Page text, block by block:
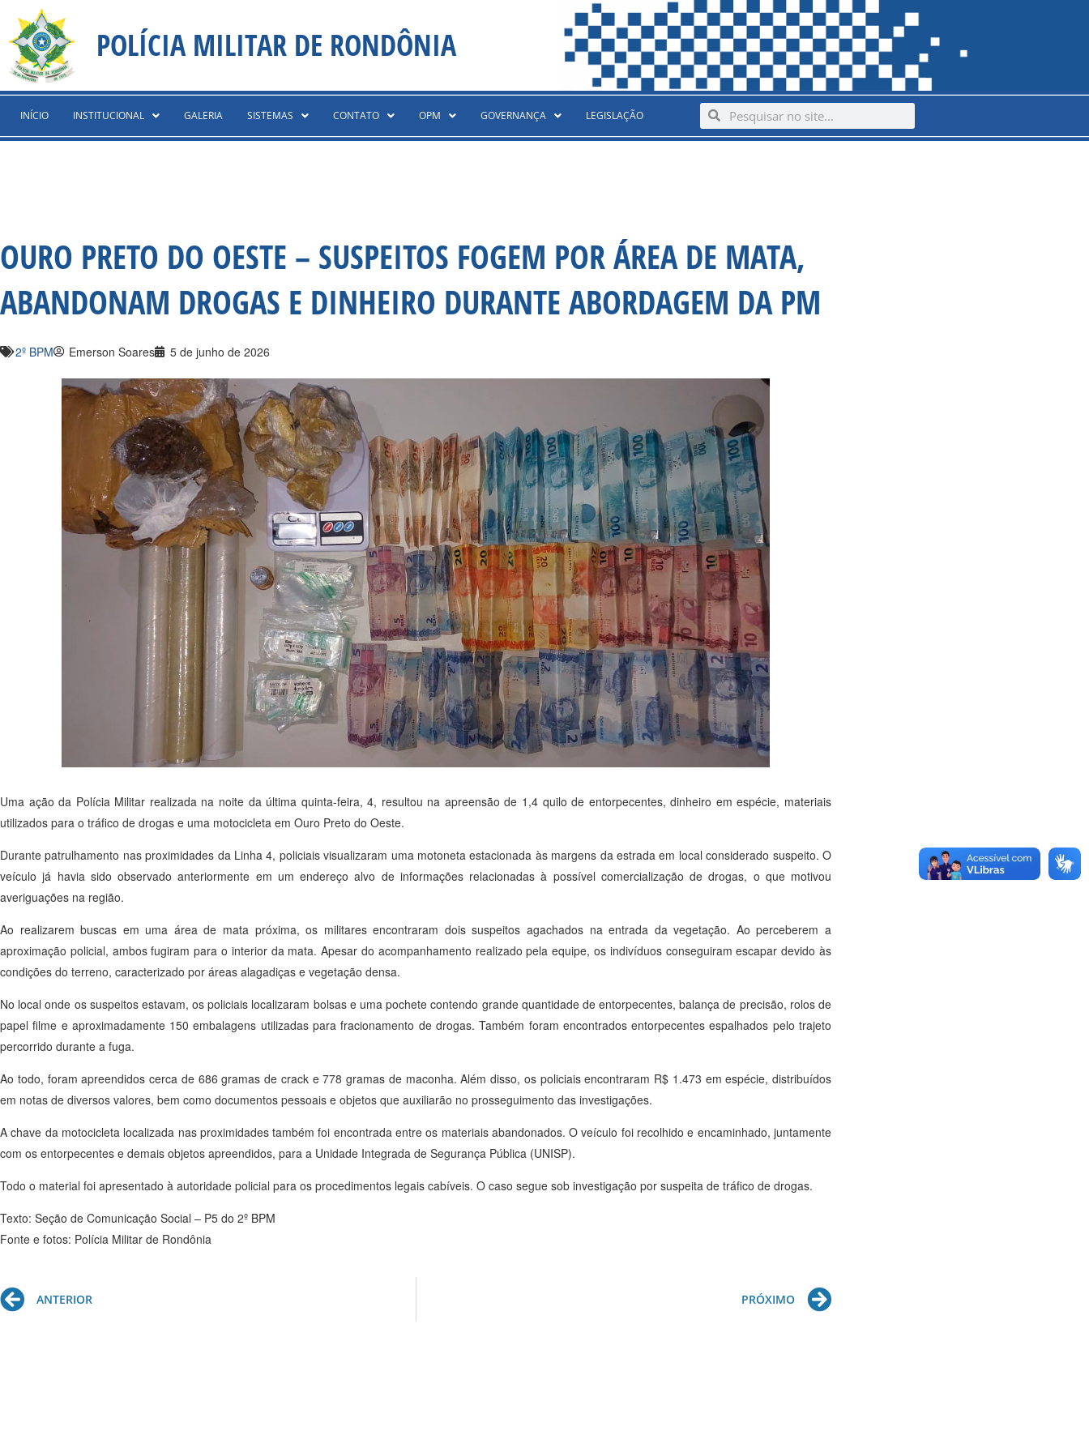
content
para
conteúdo
POLÍCIA MILITAR DE RONDÔNIA
INÍCIO INSTITUCIONAL GALERIA SISTEMAS CONTATO OPM GOVERNANÇA LEGISLAÇÃO SearchSearch
OURO PRETO DO OESTE – SUSPEITOS FOGEM POR ÁREA DE MATA,
ABANDONAM DROGAS E DINHEIRO DURANTE ABORDAGEM DA PM
2º BPM Emerson Soares 5 de junho de 2026
Uma ação da Polícia Militar realizada na noite da última quinta-feira, 4, resultou na apreensão de 1,4 quilo de entorpecentes, dinheiro em espécie, materiais
utilizados para o tráfico de drogas e uma motocicleta em Ouro Preto do Oeste.
Durante patrulhamento nas proximidades da Linha 4, policiais visualizaram uma motoneta estacionada às margens da estrada em local considerado suspeito. O
veículo já havia sido observado anteriormente em um endereço alvo de informações relacionadas à possível comercialização de drogas, o que motivou
averiguações na região.
Ao realizarem buscas em uma área de mata próxima, os militares encontraram dois suspeitos agachados na entrada da vegetação. Ao perceberem a
aproximação policial, ambos fugiram para o interior da mata. Apesar do acompanhamento realizado pela equipe, os indivíduos conseguiram escapar devido às
condições do terreno, caracterizado por áreas alagadiças e vegetação densa.
No local onde os suspeitos estavam, os policiais localizaram bolsas e uma pochete contendo grande quantidade de entorpecentes, balança de precisão, rolos de
papel filme e aproximadamente 150 embalagens utilizadas para fracionamento de drogas. Também foram encontrados entorpecentes espalhados pelo trajeto
percorrido durante a fuga.
Ao todo, foram apreendidos cerca de 686 gramas de crack e 778 gramas de maconha. Além disso, os policiais encontraram R$ 1.473 em espécie, distribuídos
em notas de diversos valores, bem como documentos pessoais e objetos que auxiliarão no prosseguimento das investigações.
A chave da motocicleta localizada nas proximidades também foi encontrada entre os materiais abandonados. O veículo foi recolhido e encaminhado, juntamente
com os entorpecentes e demais objetos apreendidos, para a Unidade Integrada de Segurança Pública (UNISP).
Todo o material foi apresentado à autoridade policial para os procedimentos legais cabíveis. O caso segue sob investigação por suspeita de tráfico de drogas.
Texto: Seção de Comunicação Social – P5 do 2º BPM
Fonte e fotos: Polícia Militar de Rondônia
Prev
ANTERIOR PRÓXIMO Next